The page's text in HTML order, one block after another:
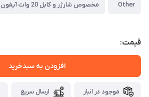
Other
مخصوص شارژر و کابل 20 وات آیفون
قیمت:
افزودن به سبدخرید
موجود در انبار ارسال سریع